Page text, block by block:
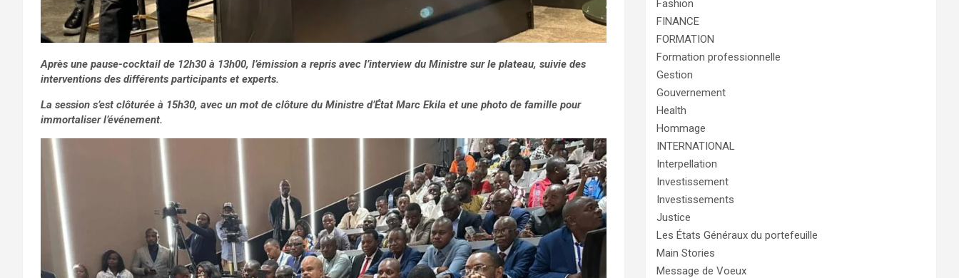
Après une pause-cocktail de 12h30 à 13h00, l’émission a repris avec l’interview du Ministre sur le plateau, suivie des
interventions des différents participants et experts.
La session s’est clôturée à 15h30, avec un mot de clôture du Ministre d’État Marc Ekila et une photo de famille pour
immortaliser l’événement.
Fashion
FINANCE
FORMATION
Formation professionnelle
Gestion
Gouvernement
Health
Hommage
INTERNATIONAL
Interpellation
Investissement
Investissements
Justice
Les États Généraux du portefeuille
Main Stories
Message de Voeux